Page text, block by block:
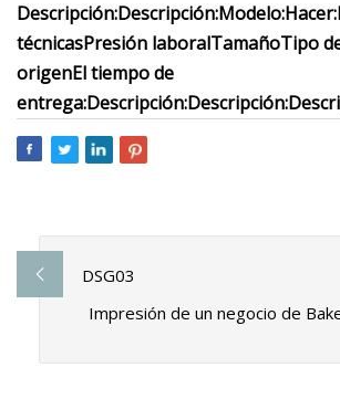
Descripción:Descripción:Modelo:Hacer:
técnicasPresión laboralTamañoTipo
origenEl tiempo de
entrega:Descripción:Descripción:
DSG03
Impresión de un negocio de